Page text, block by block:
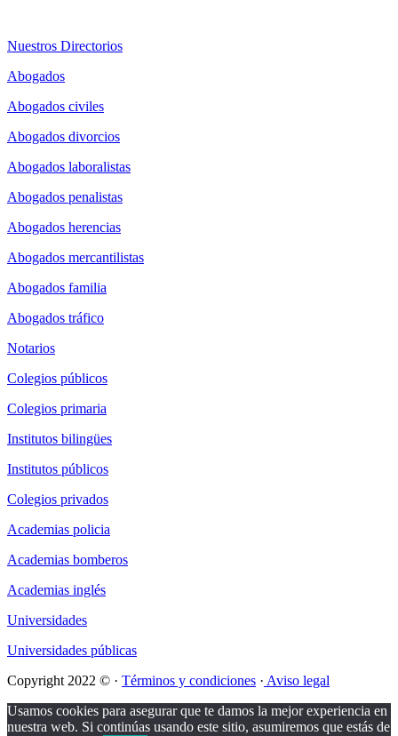
Nuestros Directorios
Abogados
Abogados civiles
Abogados divorcios
Abogados laboralistas
Abogados penalistas
Abogados herencias
Abogados mercantilistas
Abogados familia
Abogados tráfico
Notarios
Colegios públicos
Colegios primaria
Institutos bilingües
Institutos públicos
Colegios privados
Academias policia
Academias bomberos
Academias inglés
Universidades
Universidades públicas
Copyright 2022 © · Términos y condiciones · Aviso legal
Usamos cookies para asegurar que te damos la mejor experiencia en
nuestra web. Si continúas usando este sitio, asumiremos que estás de